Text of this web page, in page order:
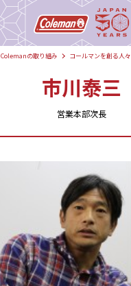
Colemanの取り組み コールマンを創る人々
市川泰三
営業本部次長